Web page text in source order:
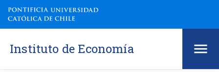
Instituto de Economía